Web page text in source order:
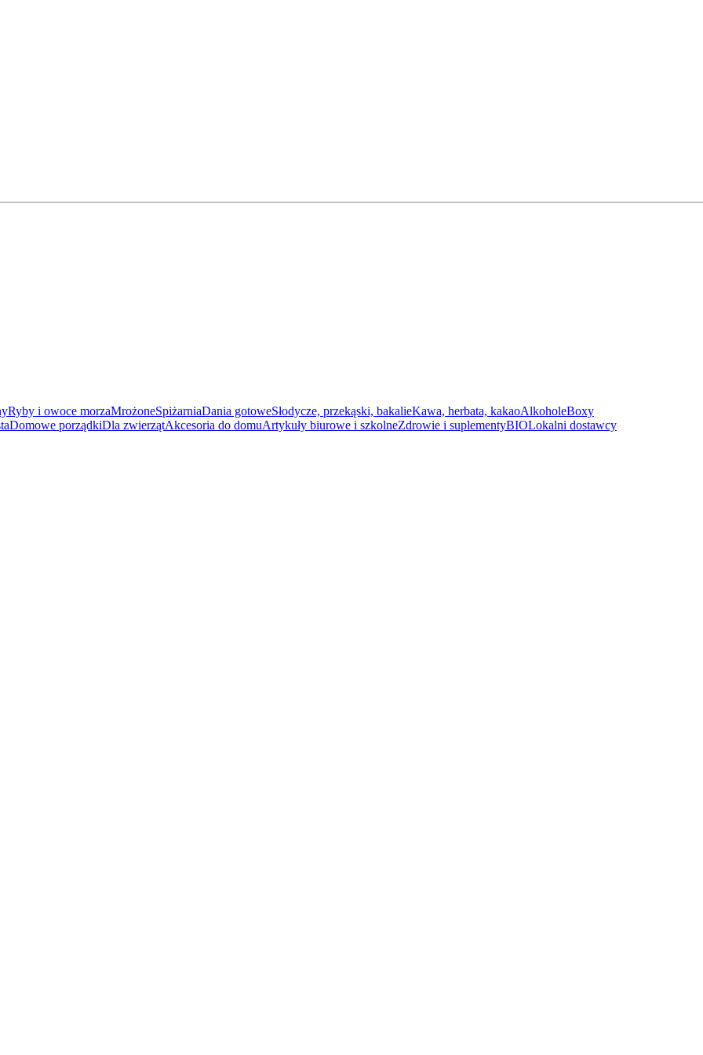
Ryby i owoce morzaMrożoneSpiżarniaDania gotoweSłodycze, przekąski, bakalieKawa, herbata, kakaoAlkoholeBoxy
Domowe porządkiDla zwierzątAkcesoria do domuArtykuły biurowe i szkolneZdrowie i suplementyBIOLokalni dostawcy